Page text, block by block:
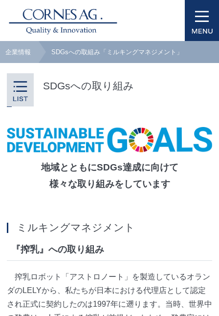
企業情報 SDGsへの取組み「ミルキングマネジメント」
SDGsへの取り組み
地域とともにSDGs達成に向けて
様々な取り組みをしています
ミルキングマネジメント
『搾乳』への取り組み
搾乳ロボット「アストロノート」を製造しているオラン
ダのLELYから、私たちが日本における代理店として認定
され正式に契約したのは1997年に遡ります。当時、世界中